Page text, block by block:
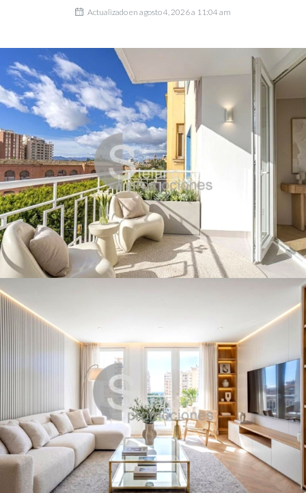
Actualizado en agosto 4, 2026 a 11:04 am